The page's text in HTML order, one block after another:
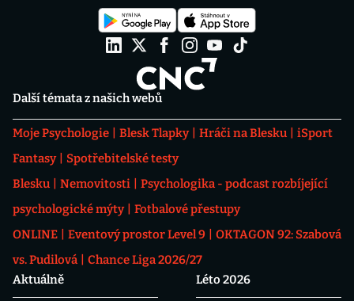
Další témata z našich webů
Moje Psychologie Blesk Tlapky Hráči na Blesku
iSport
Fantasy
Spotřebitelské testy
Blesku
Nemovitosti
Psychologika - podcast rozbíjející
psychologické mýty
Fotbalové přestupy
ONLINE
Eventový prostor Level 9
OKTAGON 92: Szabová
vs. Pudilová
Chance Liga 2026/27
Aktuálně
Léto 2026